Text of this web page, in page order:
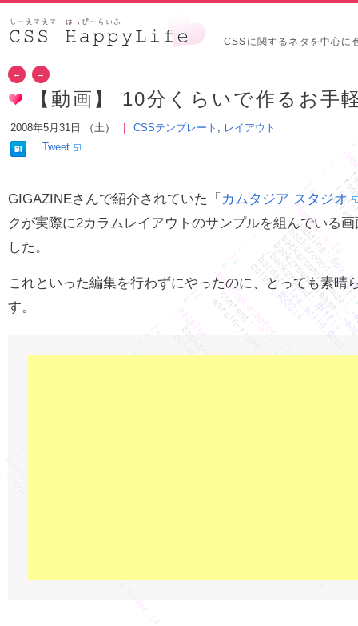
CSSに関するネタを中心に
← →
【動画】 10分くらいで作るお手
2008年5月31日 （土） CSSテンプレート , レイアウト
Tweet
GIGAZINEさんで紹介されていた「 カムタジア スタジオ
クが実際に2カラムレイアウトのサンプルを組んでいる
した。
これといった編集を行わずにやったのに、とっても素晴
す。